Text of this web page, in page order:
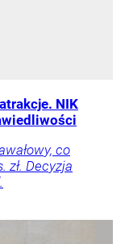
NIK
co
zł. Decyzja